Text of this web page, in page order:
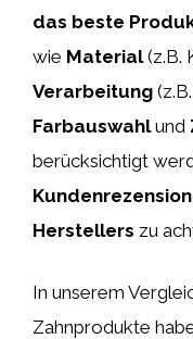
das beste
wie Material(z.B.
Verarbeitung
Farbauswahlund
berücksichtigt
Herstellers zu
In unserem
Zahnprodukte